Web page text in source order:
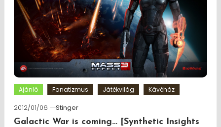
Ajánló Fanatizmus Játékvilág Kávéház
2012/01/06
Stinger
Galactic War is coming… [Synthetic Insights